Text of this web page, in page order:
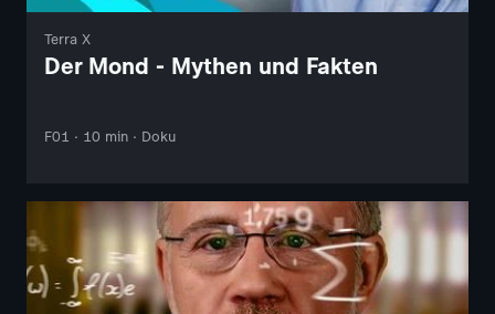
Terra X
Der Mond - Mythen und Fakten
F01 · 10 min · Doku